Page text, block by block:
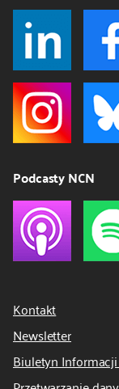
Podcasty NCN
Kontakt
Newsletter
Biuletyn